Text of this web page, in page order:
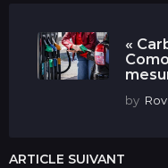
«
by
ARTICLE SUIVANT